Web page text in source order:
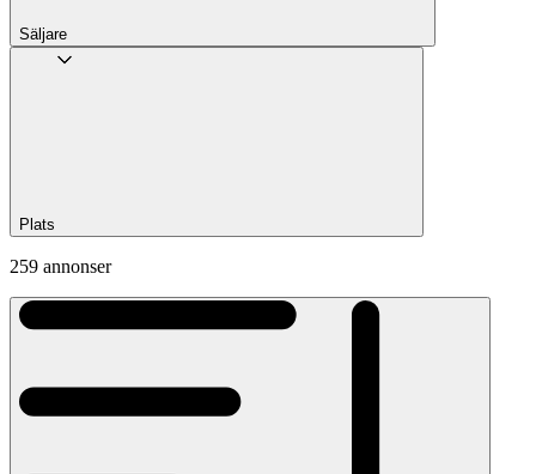
Säljare
Plats
259 annonser